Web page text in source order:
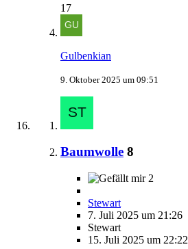
17
Gulbenkian
9. Oktober 2025 um 09:51
Baumwolle 8
2
Stewart
7. Juli 2025 um 21:26
Stewart
15. Juli 2025 um 22:22